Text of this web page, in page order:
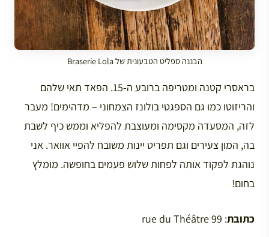
הבננה ספליט הטבעונית של Braserie Lola
בראסרי קטנה ומטריפה ברובע ה-15. הפאד תאי שלהם
והריזוטו כמו גם הספגטי בולונז הצמחוני – מדהימים! מעבר
לזה, המסעדה מקסימה ומעוצבת להפליא וממש כיף לשבת
בה, המון צעירים וגם תפריט יינות משובח להפיי אוואר. אני
נוהגת לפקוד אותה לפחות שלוש פעמים בחופשה. מומלץ
בחום!
כתובת: 99 rue du Théâtre